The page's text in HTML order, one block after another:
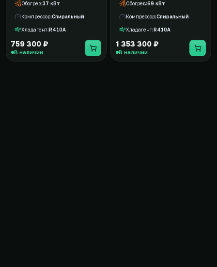
Обогрев 37 кВт
Компрессор Спиральный
Хладагент R410A
759 300 ₽
В наличии
Обогрев 69 кВт
Компрессор Спиральный
Хладагент R410A
1 353 300 ₽
В наличии